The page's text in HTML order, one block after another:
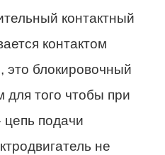
контактный
контактом
это блокировочный
того чтобы при
цепь подачи
не